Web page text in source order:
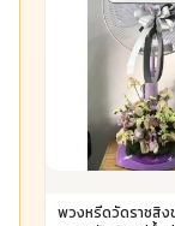
พวงหรีดวัดราชสิง